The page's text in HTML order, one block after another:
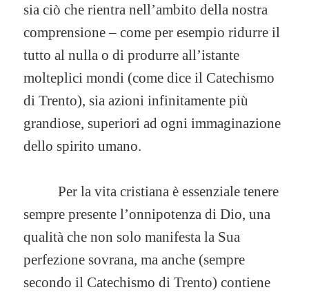
sia ciò che rientra nell’ambito della nostra
comprensione – come per esempio ridurre il
tutto al nulla o di produrre all’istante
molteplici mondi (come dice il Catechismo
di Trento), sia azioni infinitamente più
grandiose, superiori ad ogni immaginazione
dello spirito umano.
Per la vita cristiana è essenziale tenere
sempre presente l’onnipotenza di Dio, una
qualità che non solo manifesta la Sua
perfezione sovrana, ma anche (sempre
secondo il Catechismo di Trento) contiene